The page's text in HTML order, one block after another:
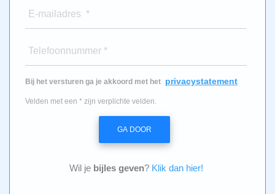
E-mailadres *
Telefoonnummer *
Bij het versturen ga je akkoord met het privacystatement
Velden met een * zijn verplichte velden.
GA DOOR
Wil je bijles geven? Klik dan hier!